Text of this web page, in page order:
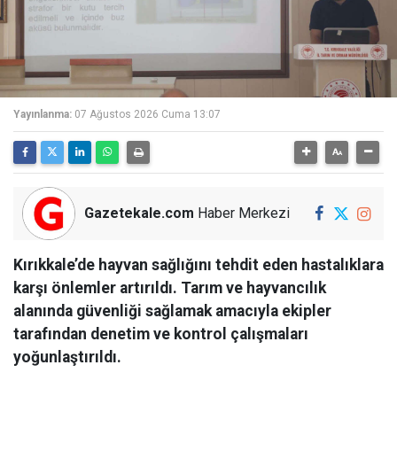
Yayınlanma: 07 Ağustos 2026 Cuma 13:07
Gazetekale.com Haber Merkezi
Kırıkkale’de hayvan sağlığını tehdit eden hastalıklara
karşı önlemler artırıldı. Tarım ve hayvancılık
alanında güvenliği sağlamak amacıyla ekipler
tarafından denetim ve kontrol çalışmaları
yoğunlaştırıldı.